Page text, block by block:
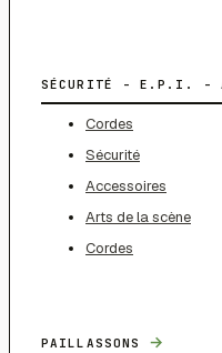
SÉCURITÉ - E.P.I. -
Cordes
Sécurité
Accessoires
Arts de la scène
Cordes
PAILLASSONS →